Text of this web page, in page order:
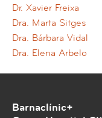
Dr. Xavier Freixa
Dra. Marta Sitges
Dra. Bárbara Vidal
Dra. Elena Arbelo
Barnaclínic+